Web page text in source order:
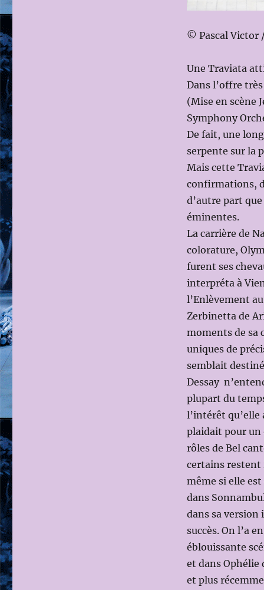
© Pascal Victor
Une Traviata
Dans l’offre
(Mise en scène
Symphony
De fait, une
serpente sur la
Mais cette
confirmations,
d’autre part
éminentes.
La carrière de
colorature,
furent ses
interpréta à
l’Enlèvement
Zerbinetta de
moments de sa
uniques de
semblait
Dessay
plupart du
l’intérêt
plaidait pour un
rôles de Bel
certains restent
même si elle
dans
dans sa
succès. On l’a
éblouissante
et dans Ophélie
et plus